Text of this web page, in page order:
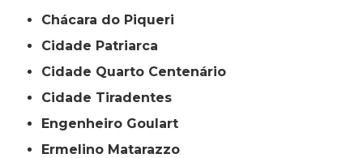
Chácara do Piqueri
Cidade Patriarca
Cidade Quarto Centenário
Cidade Tiradentes
Engenheiro Goulart
Ermelino Matarazzo